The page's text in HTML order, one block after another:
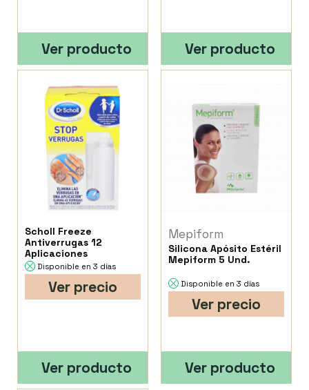
Ver producto Ver producto
Scholl Freeze
Antiverrugas 12
Aplicaciones
Disponible en 3 días
Ver precio
Ver producto
Mepiform
Silicona Apósito Estéril
Mepiform 5 Und.
Disponible en 3 días
Ver precio
Ver producto